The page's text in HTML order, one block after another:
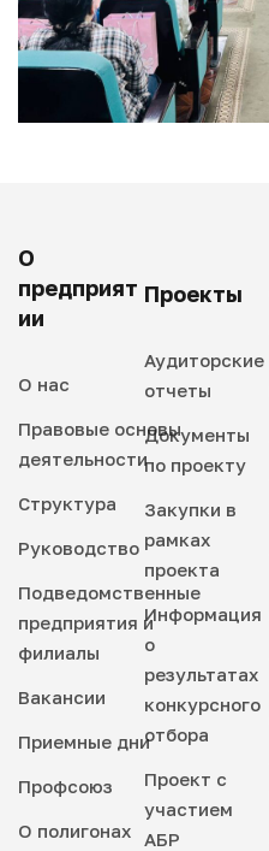
О
предприят
ии
О нас
Правовые основы
деятельности
Структура
Руководство
Подведомственные
предприятия и
филиалы
Вакансии
Приемные дни
Профсоюз
О полигонах
Проекты
Аудиторские
отчеты
Документы
по проекту
Закупки в
рамках
проекта
Информация
о
результатах
конкурсного
отбора
Проект с
участием
АБР